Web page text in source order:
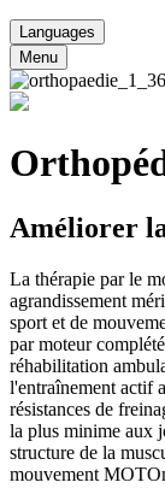
Languages
Menu
Améliorer
La thérapie par le
agrandissement
sport et de
par moteur
réhabilitation
l'entraînement actif
résistances de
la plus minime aux
structure de la
mouvement